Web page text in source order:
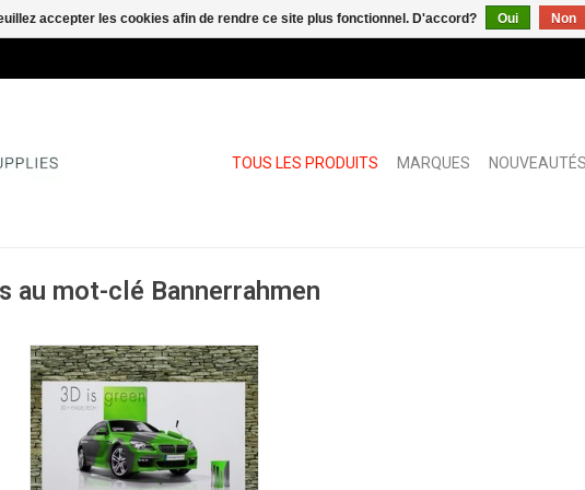
TOUS LES PRODUITS MARQUES NOUVEAUTÉS
au mot-clé Bannerrahmen
Angelframe profil, cadre pour toile
grand format
AJOUTER AU PANIER
accepter les cookies afin de rendre ce site plus fonctionnel. D'accord? Oui Non